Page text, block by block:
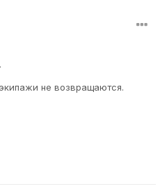
не возвращаются.